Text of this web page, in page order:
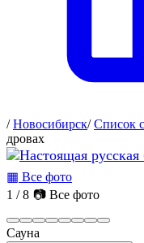
/ Новосибирск/ Список
дровах
▦ Все фото
1 / 8 📷 Все фото
Сауна